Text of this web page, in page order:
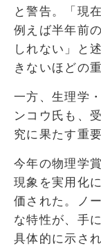
と警告。「現
例えば半年前
しれない」と
きないほどの
一方、生理学
ンコウ氏も、
究に果たす重
今年の物理学
現象を実用化
価された。ノ
な特性が、手
具体的に示さ